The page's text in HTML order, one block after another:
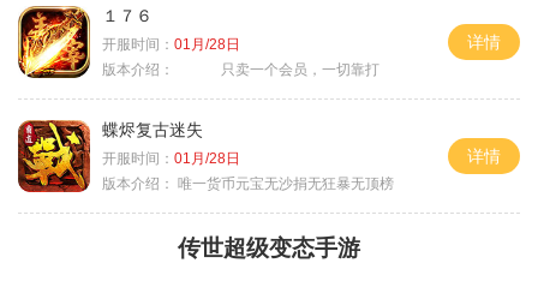
１７６
开服时间： 01月/28日
版本介绍：
只卖一个会员，一切靠打
详情
蝶烬复古迷失
开服时间： 01月/28日
版本介绍： 唯一货币元宝无沙捐无狂暴无顶榜
详情
传世超级变态手游